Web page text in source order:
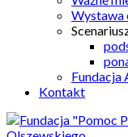
Wystawa
Fundacja
Kontakt